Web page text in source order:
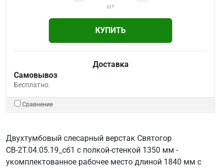
шт
КУПИТЬ
Доставка
Самовывоз
Бесплатно.
Сравнение
Двухтумбовый слесарный верстак Святогор
СВ-2Т.04.05.19_сб1 с полкой-стенкой 1350 мм -
укомплектованное рабочее место длиной 1840 мм с